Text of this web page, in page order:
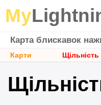
My
Карта блискавок
Карти Щільність